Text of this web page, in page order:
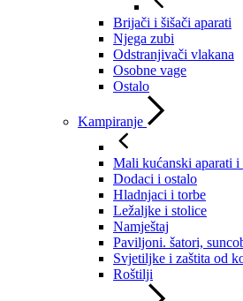
Brijači i šišači aparati
Njega zubi
Odstranjivači vlakana
Osobne vage
Ostalo
Kampiranje
Mali kućanski aparati
Dodaci i ostalo
Hladnjaci i torbe
Ležaljke i stolice
Namještaj
Paviljoni. šatori,
Svjetiljke i zaštita od
Roštilji